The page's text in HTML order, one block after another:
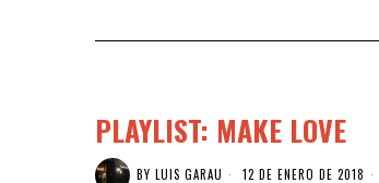
PLAYLIST: MAKE LOVE
BY LUIS GARAU 12 DE ENERO DE 2018